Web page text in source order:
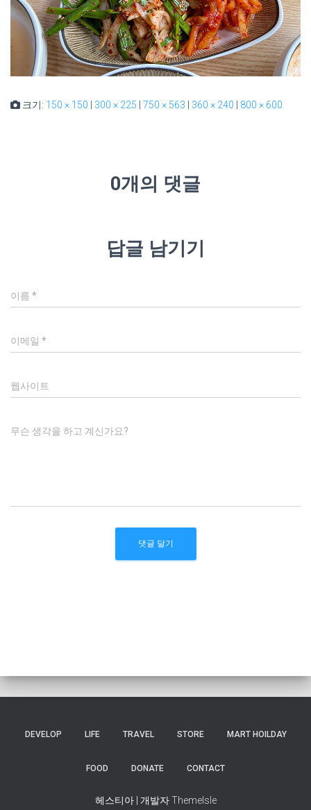
크기: 150 × 150 | 300 × 225 | 750 × 563 | 360 × 240 | 800 × 600
0개의 댓글
답글 남기기
이름 *
이메일 *
웹사이트
무슨 생각을 하고 계신가요?
DEVELOP LIFE TRAVEL STORE MART HOILDAY
FOOD DONATE CONTACT
헤스티아 | 개발자ThemeIsle